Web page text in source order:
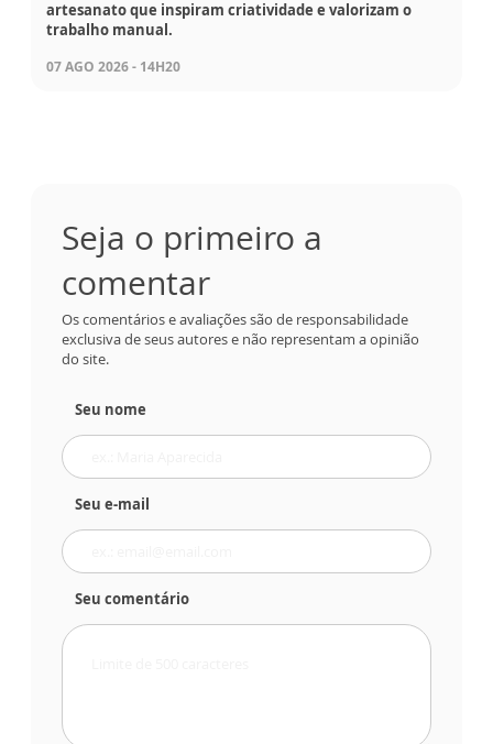
artesanato que inspiram criatividade e valorizam o
trabalho manual.
07 AGO 2026 - 14H20
Seja o primeiro a
comentar
Os comentários e avaliações são de responsabilidade
exclusiva de seus autores e não representam a opinião
do site.
Seu nome
Seu e-mail
Seu comentário